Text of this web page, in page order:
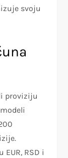
svoju
proviziju
RSD i